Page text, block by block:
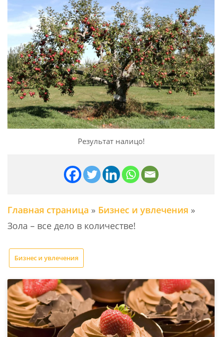
Результат налицо!
Главная страница » Бизнес и увлечения »
Зола – все дело в количестве!
Бизнес и увлечения